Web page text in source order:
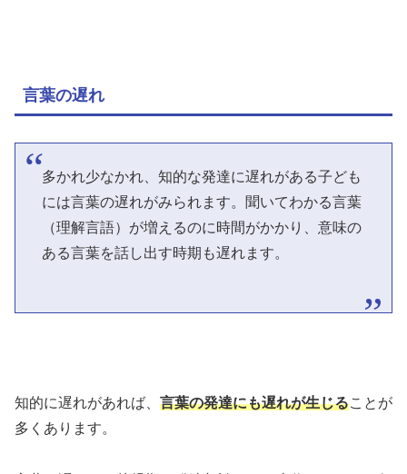
言葉の遅れ
多かれ少なかれ、知的な発達に遅れがある子ども
には言葉の遅れがみられます。聞いてわかる言葉
（理解言語）が増えるのに時間がかかり、意味の
ある言葉を話し出す時期も遅れます。
知的に遅れがあれば、 言葉の発達にも遅れが生じることが
多くあります。